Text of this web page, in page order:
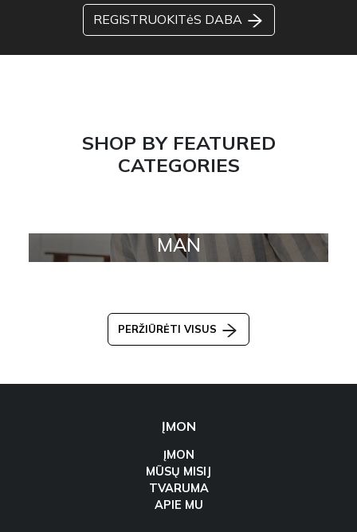
REGISTRUOKITėS DABA
SHOP BY FEATURED
CATEGORIES
MAN
PERŽIŪRĖTI VISUS
ĮMON
ĮMON
MŪSŲ MISIJ
TVARUMA
APIE MU